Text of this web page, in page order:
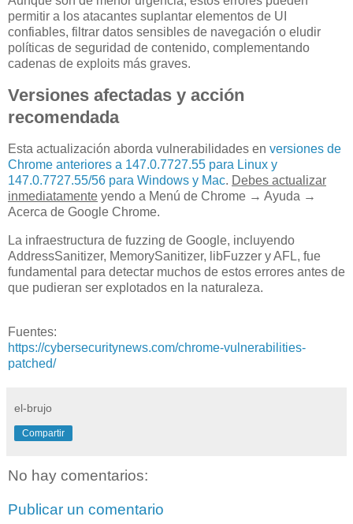
permitir a los atacantes suplantar elementos de UI
confiables, filtrar datos sensibles de navegación o eludir
políticas de seguridad de contenido, complementando
cadenas de exploits más graves.
Versiones afectadas y acción
recomendada
Esta actualización aborda vulnerabilidades en versiones de
Chrome anteriores a 147.0.7727.55 para Linux y
147.0.7727.55/56 para Windows y Mac. Debes actualizar
inmediatamente yendo a Menú de Chrome → Ayuda →
Acerca de Google Chrome.
La infraestructura de fuzzing de Google, incluyendo
AddressSanitizer, MemorySanitizer, libFuzzer y AFL, fue
fundamental para detectar muchos de estos errores antes de
que pudieran ser explotados en la naturaleza.
Fuentes:
https://cybersecuritynews.com/chrome-vulnerabilities-
patched/
el-brujo
Compartir
No hay comentarios:
Publicar un comentario